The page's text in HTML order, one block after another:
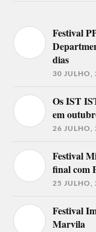
Festival
dias
30 JULHO,
Os IST
em
26 JULHO,
Festival
final com
25 JULHO,
Festival
Marvila